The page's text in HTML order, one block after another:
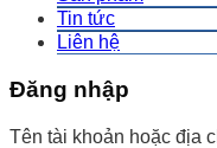
Tin tức
Liên hệ
Đăng nhập
Tên tài khoản hoặc địa